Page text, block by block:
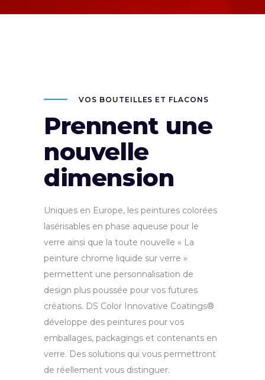
VOS BOUTEILLES ET FLACONS
Prennent une
nouvelle
dimension
Uniques en Europe, les peintures colorées
lasérisables en phase aqueuse pour le
verre ainsi que la toute nouvelle « La
peinture chrome liquide sur verre »
permettent une personnalisation de
design plus poussée pour vos futures
créations. DS Color Innovative Coatings®
développe des peintures pour vos
emballages, packagings et contenants en
verre. Des solutions qui vous permettront
de réellement vous distinguer.